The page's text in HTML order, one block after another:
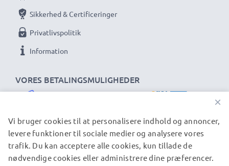
VORES BETALINGSMULIGHEDER
Sikkerhed & Certificeringer
Privatlivspolitik
Information
VORES FORSENDELSESPARTNERE
×
Vi bruger cookies til at personalisere indhold og annoncer,
levere funktioner til sociale medier og analysere vores
trafik. Du kan acceptere alle cookies, kun tillade de
nødvendige cookies eller administrere dine præferencer.